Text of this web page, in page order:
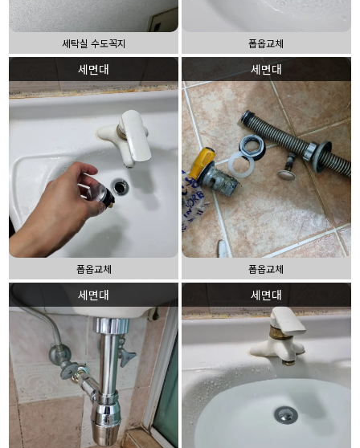
세탁실 수도꼭지 폽옵교체
세면대
폽옵교체
세면대
폽옵교체
세면대 세면대